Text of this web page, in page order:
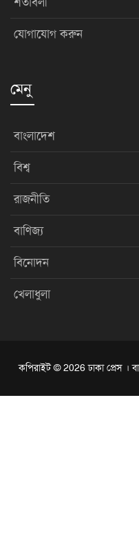
যোগাযোগ করুন
মেনু
বাংলাদেশ
বিশ্ব
রাজনীতি
বাণিজ্য
বিনোদন
খেলাধুলা
কপিরাইট © 2026 ঢাকা প্রেস ।